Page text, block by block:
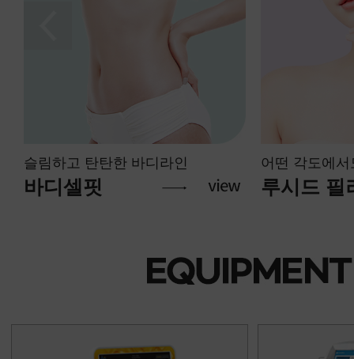
어떤 각도에서도 예쁘게
루시드 필러
탄력있고
에어젯